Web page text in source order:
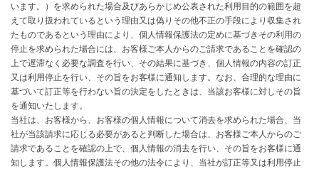
います。）を求められた場合及びあらかじめ公表された利用目的の範囲を超
えて取り扱われているという理由又は偽りその他不正の手段により収集され
たものであるという理由により、個人情報保護法の定めに基づきその利用の
停止を求められた場合には、お客様ご本人からのご請求であることを確認の
上で遅滞なく必要な調査を行い、その結果に基づき、個人情報の内容の訂正
又は利用停止を行い、その旨をお客様に通知します。なお、合理的な理由に
基づいて訂正等を行わない旨の決定をしたときは、当該お客様に対しその旨
を通知いたします。
当社は、お客様から、お客様の個人情報について消去を求められた場合、当
社が当該請求に応じる必要があると判断した場合は、お客様ご本人からのご
請求であることを確認の上で、個人情報の消去を行い、その旨をお客様に通
知します。個人情報保護法その他の法令により、当社が訂正等又は利用停止